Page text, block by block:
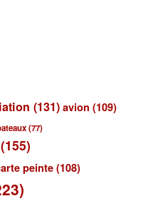
(131) avion (109)
(77)
(155)
peinte (108)